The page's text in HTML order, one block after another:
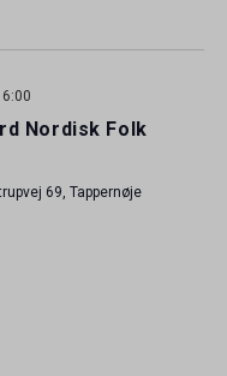
Nordisk Folk
69, Tappernøje